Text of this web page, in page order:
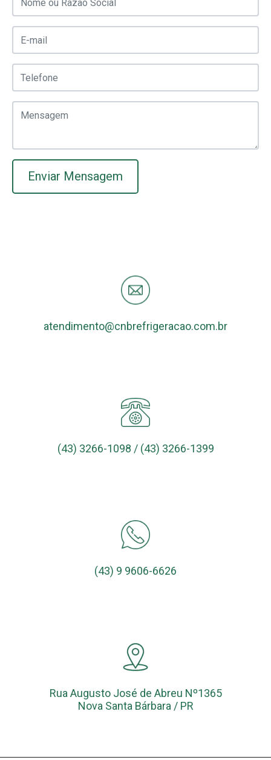
Enviar Mensagem
atendimento@cnbrefrigeracao.com.br
(43) 3266-1098 / (43) 3266-1399
(43) 9 9606-6626
Rua Augusto José de Abreu Nº1365
Nova Santa Bárbara / PR